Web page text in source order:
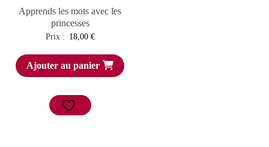
Apprends les mots avec les
princesses
Prix : 18,00 €
Ajouter au panier